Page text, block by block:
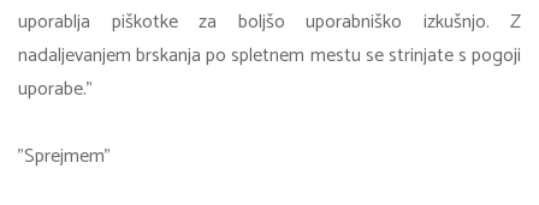
uporablja piškotke za boljšo uporabniško izkušnjo. Z
nadaljevanjem brskanja po spletnem mestu se strinjate s pogoji
uporabe."
"Sprejmem"